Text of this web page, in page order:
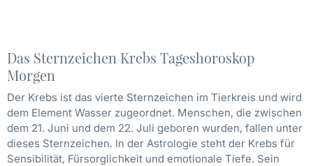
Das Sternzeichen Krebs Tageshoroskop
Morgen
Der Krebs ist das vierte Sternzeichen im Tierkreis und wird
dem Element Wasser zugeordnet. Menschen, die zwischen
dem 21. Juni und dem 22. Juli geboren wurden, fallen unter
dieses Sternzeichen. In der Astrologie steht der Krebs für
Sensibilität, Fürsorglichkeit und emotionale Tiefe. Sein